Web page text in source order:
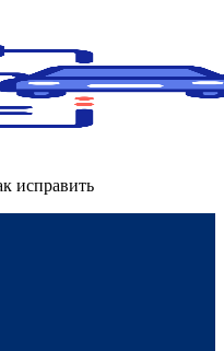
исправить